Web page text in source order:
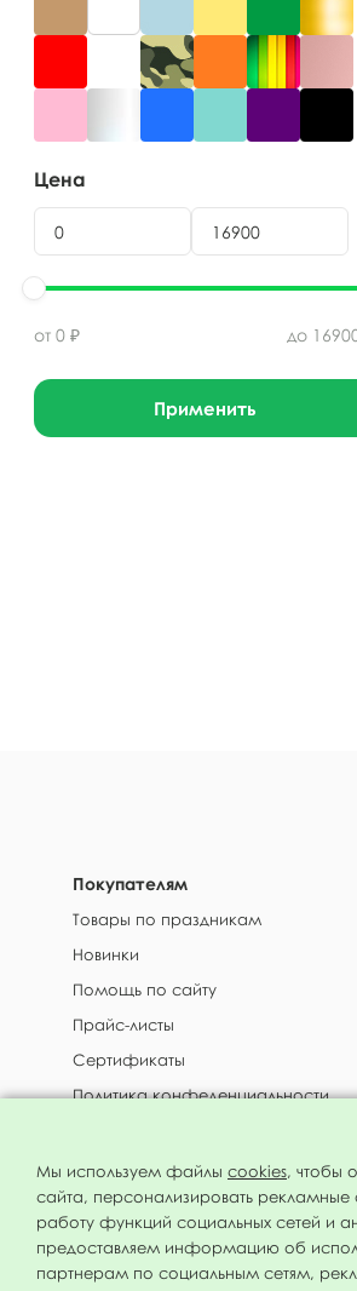
Цена
от 0 ₽ до
Применить
Покупателям
Товары по праздникам
Новинки
Помощь по сайту
Прайс-листы
Сертификаты
Политика конфеденциальности
МФ Поиск © 1994 - 2026 Все
Мы используем файлы cookies, чтобы
сайта, персонализировать рекламные
работу функций социальных сетей и
предоставляем информацию об
партнерам по социальным сетям,